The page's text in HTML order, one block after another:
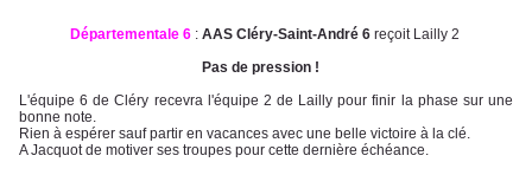
Départementale 6: AAS Cléry-Saint-André 6 reçoit Lailly 2
Pas de pression !
L'équipe 6 de Cléry recevra l'équipe 2 de Lailly pour finir la phase sur une
bonne note.
Rien à espérer sauf partir en vacances avec une belle victoire à la clé.
A Jacquot de motiver ses troupes pour cette dernière échéance.